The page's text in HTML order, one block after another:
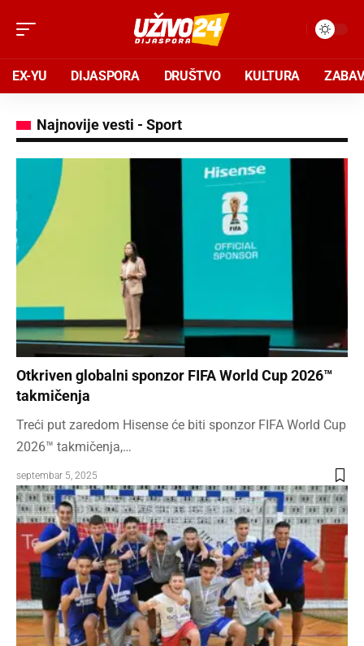
EX-YU DIJASPORA DRUŠTVO KULTURA
Najnovije vesti - Sport
Otkriven globalni sponzor FIFA World Cup 2026™
takmičenja
Treći put zaredom Hisense će biti sponzor FIFA World Cup
2026™ takmičenja,…
septembar 5, 2025